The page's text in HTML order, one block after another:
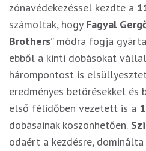
zónavédekezéssel kezdte a
számoltak, hogy Fagyal
Brothers” módra fogja
ebből a kinti dobásokat
hárompontost is
eredményes betörésekkel és
első félidőben vezetett is a
dobásainak köszönhetően.
odaért a kezdésre,